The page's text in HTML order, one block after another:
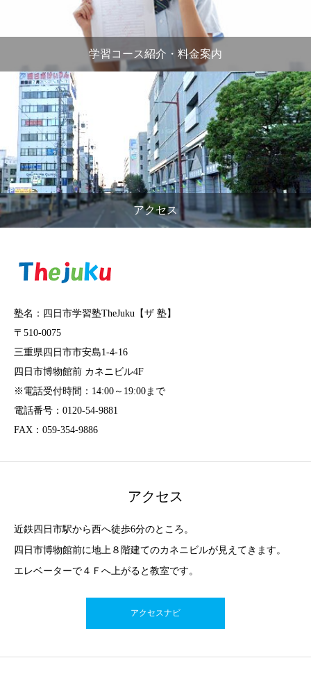
学習コース紹介・料金案内
アクセス
塾名：四日市学習塾TheJuku【ザ 塾】
〒510-0075
三重県四日市市安島1-4-16
四日市博物館前 カネニビル4F
※電話受付時間：14:00～19:00まで
電話番号：0120-54-9881
FAX：059-354-9886
アクセス
近鉄四日市駅から西へ徒歩6分のところ。
四日市博物館前に地上８階建てのカネニビルが見えてきます。
エレベーターで４Ｆへ上がると教室です。
アクセスナビ